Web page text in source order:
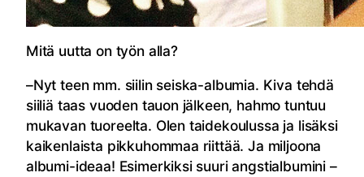
Mitä uutta on työn alla?
–Nyt teen mm. siilin seiska-albumia. Kiva tehdä
siiliä taas vuoden tauon jälkeen, hahmo tuntuu
mukavan tuoreelta. Olen taidekoulussa ja lisäksi
kaikenlaista pikkuhommaa riittää. Ja miljoona
albumi-ideaa! Esimerkiksi suuri angstialbumini –